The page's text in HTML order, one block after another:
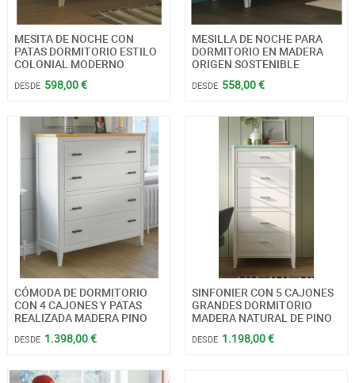
MESITA DE NOCHE CON
PATAS DORMITORIO ESTILO
COLONIAL MODERNO
DESDE 598,00 €
MESILLA DE NOCHE PARA
DORMITORIO EN MADERA
ORIGEN SOSTENIBLE
DESDE 558,00 €
CÓMODA DE DORMITORIO
CON 4 CAJONES Y PATAS
REALIZADA MADERA PINO
DESDE 1.398,00 €
SINFONIER CON 5 CAJONES
GRANDES DORMITORIO
MADERA NATURAL DE PINO
DESDE 1.198,00 €